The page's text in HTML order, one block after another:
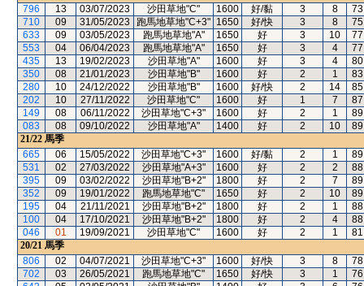
796
13 03/07/2023 沙田草地"C" 1600 好/黏 3 8
73
710
09 31/05/2023 跑馬地草地"C+3" 1650 好/快 3 8
75
633
09 03/05/2023 跑馬地草地"A" 1650 好 3 10
77
553
04 06/04/2023 跑馬地草地"A" 1650 好 3 4
77
435
13 19/02/2023 沙田草地"A" 1600 好 3 4
80
350
08 21/01/2023 沙田草地"B" 1600 好 2 1
83
280
10 24/12/2022 沙田草地"B" 1600 好/快 2 14
85
202
10 27/11/2022 沙田草地"C" 1600 好 1 7
87
149
08 06/11/2022 沙田草地"C+3" 1600 好 2 1
89
083
08 09/10/2022 沙田草地"A" 1400 好 2 10
89
21/22 馬季
665
06 15/05/2022 沙田草地"C+3" 1600 好/黏 2 1
89
531
02 27/03/2022 沙田草地"A+3" 1600 好 2 2
88
395
09 03/02/2022 沙田草地"B+2" 1800 好 2 7
89
352
09 19/01/2022 跑馬地草地"C" 1650 好 2 10
89
195
04 21/11/2021 沙田草地"B+2" 1800 好 2 1
88
100
04 17/10/2021 沙田草地"B+2" 1800 好 2 4
88
046
01 19/09/2021 沙田草地"C" 1600 好 2 1
81
20/21 馬季
806
02 04/07/2021 沙田草地"C+3" 1600 好/快 3 8
78
702
03 26/05/2021 跑馬地草地"C" 1650 好/快 3 1
76